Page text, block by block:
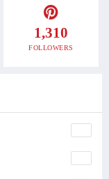
1,310
FOLLOWERS